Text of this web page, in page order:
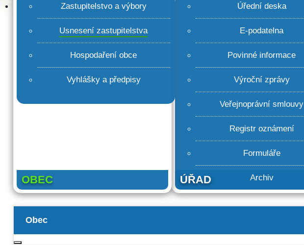
OBEC
Zastupitelstvo a výbory
Usnesení zastupitelstva
Hospodaření obce
Vyhlášky a předpisy
ÚŘAD
Úřední deska
E-podatelna
Povinné informace
Výroční zprávy
Veřejnoprávní smlouvy
Registr oznámení
Formuláře
Archiv
Obec